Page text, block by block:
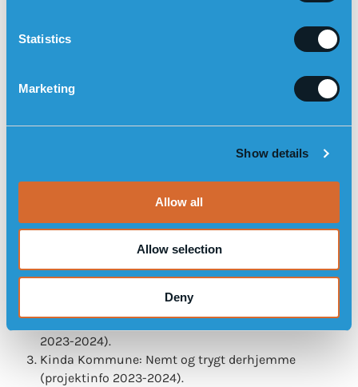
Statistics
Marketing
Show details
Allow all
Allow selection
Deny
(SVENSK)
STIGENDE (2024). Rapport om pilotprojekter med
Karlskrona Kommune: Digital First (projektinfo
2023-2024).
Kinda Kommune: Nemt og trygt derhjemme
(projektinfo 2023-2024).